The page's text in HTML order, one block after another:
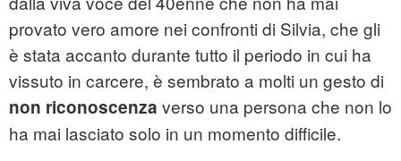
provato vero amore nei confronti di Silvia, che gli
è stata accanto durante tutto il periodo in cui ha
vissuto in carcere, è sembrato a molti un gesto di
non riconoscenza verso una persona che non lo
ha mai lasciato solo in un momento difficile.